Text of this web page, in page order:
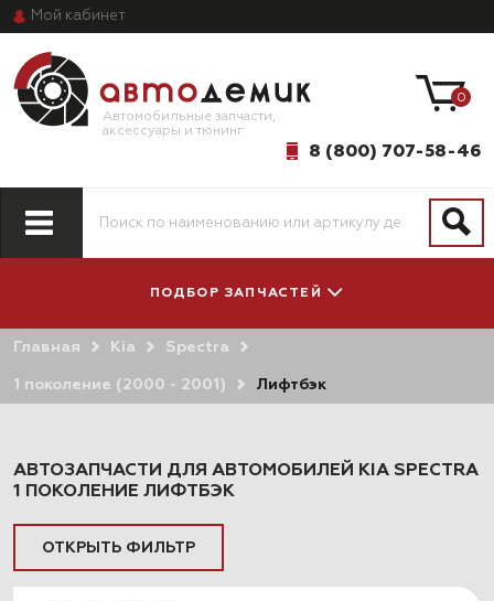
Мой кабинет
Автомобильные запчасти,
аксессуары и тюнинг
8 (800) 707-58-46
0
ПОДБОР ЗАПЧАСТЕЙ
АВТОМОБИЛЯ
И АГРЕГАТАМ
Главная Kia Spectra
1 поколение (2000 - 2001) Лифтбэк
АВТОЗАПЧАСТИ ДЛЯ АВТОМОБИЛЕЙ KIA SPECTRA
1 ПОКОЛЕНИЕ ЛИФТБЭК
ОТКРЫТЬ ФИЛЬТР